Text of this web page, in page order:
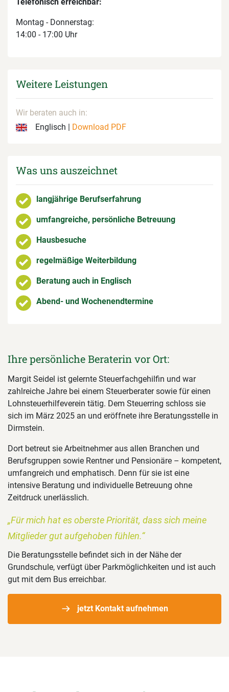
Montag - Donnerstag:
14:00 - 17:00 Uhr
Weitere Leistungen
Wir beraten auch in:
Englisch |
Download PDF
Was uns auszeichnet
langjährige Berufserfahrung
umfangreiche, persönliche Betreuung
Hausbesuche
regelmäßige Weiterbildung
Beratung auch in Englisch
Abend- und Wochenendtermine
Ihre persönliche Beraterin vor Ort:
Margit Seidel ist gelernte Steuerfachgehilfin und war
zahlreiche Jahre bei einem Steuerberater sowie für einen
Lohnsteuerhilfeverein tätig. Dem Steuerring schloss sie
sich im März 2025 an und eröffnete ihre Beratungsstelle in
Dirmstein.
Dort betreut sie Arbeitnehmer aus allen Branchen und
Berufsgruppen sowie Rentner und Pensionäre – kompetent,
umfangreich und emphatisch. Denn für sie ist eine
intensive Beratung und individuelle Betreuung ohne
Zeitdruck unerlässlich.
„Für mich hat es oberste Priorität, dass sich meine
Mitglieder gut aufgehoben fühlen.“
Die Beratungsstelle befindet sich in der Nähe der
Grundschule, verfügt über Parkmöglichkeiten und ist auch
gut mit dem Bus erreichbar.
jetzt Kontakt aufnehmen